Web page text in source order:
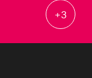
+3